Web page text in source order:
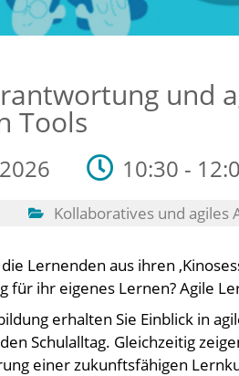
und
Tools
10:30 -
Kollaboratives und agiles
Lernenden aus ihren
für ihr eigenes Lernen? Agile
erhalten Sie Einblick in
Schulalltag. Gleichzeitig
einer zukunftsfähigen